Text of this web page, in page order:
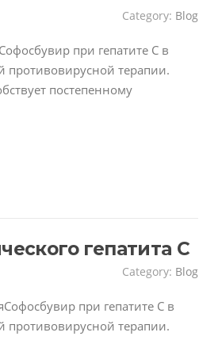
Category: Blog
при гепатите C в
противовирусной терапии.
постепенному
гепатита C
Category: Blog
при гепатите C в
противовирусной терапии.